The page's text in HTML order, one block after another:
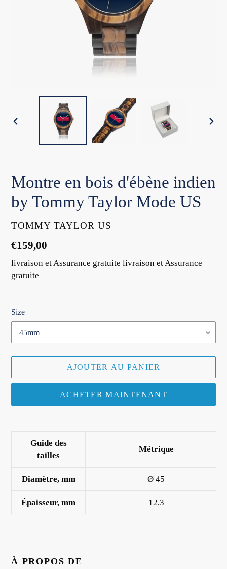
DIAPOSITIVE
PRÉCÉDENTE
Montre en bois d'ébène indien
by Tommy Taylor Mode US
DISTRIBUTEUR
TOMMY TAYLOR US
Prix
normal
€159,00
livraison et Assurance gratuite livraison et Assurance
gratuite
Size
AJOUTER AU PANIER
ACHETER MAINTENANT
produitGuide des
tailles
Métrique
Diamètre, mm Ø 45
Épaisseur, mm 12,3
À PROPOS DE